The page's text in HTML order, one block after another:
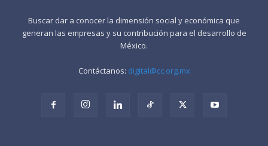
Buscar dar a conocer la dimensión social y económica que
generan las empresas y su contribución para el desarrollo de
México.
Contáctanos: digital@cc.org.mx